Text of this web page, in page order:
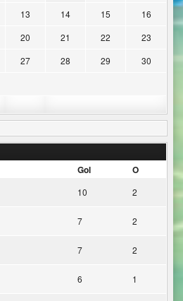
13 14 15
16
20 21 22
23
27 28 29
30
Gol O
10 2
7 2
7 2
6 1